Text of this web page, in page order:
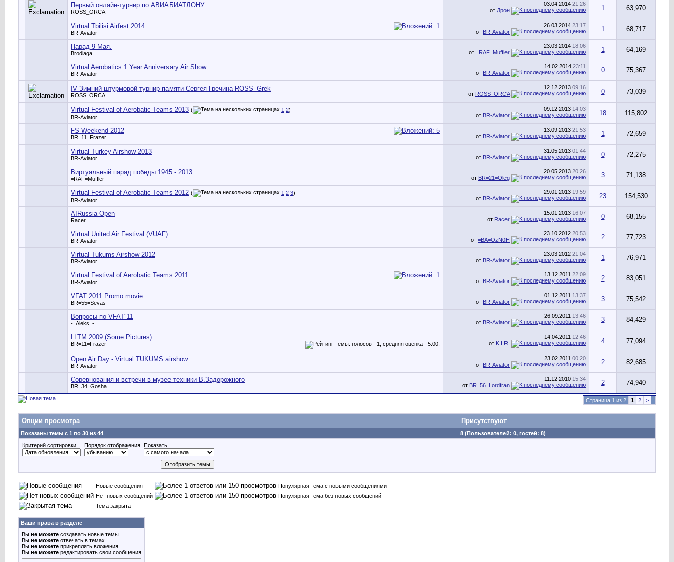
Первый онлайн-турнир по АВИАБИАТЛОНУ
ROSS_ORCA
03.04.2014 21:26
от Дрон 1 63,970
Virtual Tbilisi Airfest 2014
BR-Aviator
26.03.2014 23:17
от BR-Aviator 1 68,717
Парад 9 Мая.
Brodiaga
23.03.2014 18:06
от =RAF=Muffler 1 64,169
Virtual Aerobatics 1 Year Anniversary Air Show
BR-Aviator
14.02.2014 23:11
от BR-Aviator 0 75,367
IV Зимний штурмовой турнир памяти Сергея Гречина ROSS_Grek
ROSS_ORCA
12.12.2013 09:16
от ROSS_ORCA 0 73,039
Virtual Festival of Aerobatic Teams 2013 ( 1 2)
BR-Aviator
09.12.2013 14:03
от BR-Aviator 18 115,802
FS-Weekend 2012
BR=11=Frazer
13.09.2013 21:53
от BR-Aviator 1 72,659
Virtual Turkey Airshow 2013
BR-Aviator
31.05.2013 01:44
от BR-Aviator 0 72,275
Виртуальный парад победы 1945 - 2013
=RAF=Muffler
20.05.2013 20:26
от BR=21=Oleg 3 71,138
Virtual Festival of Aerobatic Teams 2012 ( 1 2 3)
BR-Aviator
29.01.2013 19:59
от BR-Aviator 23 154,530
AIRussia Open
Racer
15.01.2013 16:07
от Racer 0 68,155
Virtual United Air Festival (VUAF)
BR-Aviator
23.10.2012 20:53
от =BA=OzN0H 2 77,723
Virtual Tukums Airshow 2012
BR-Aviator
23.03.2012 21:04
от BR-Aviator 1 76,971
Virtual Festival of Aerobatic Teams 2011
BR-Aviator
13.12.2011 22:09
от BR-Aviator 2 83,051
VFAT 2011 Promo movie
BR=55=Sevas
01.12.2011 13:37
от BR-Aviator 3 75,542
Вопросы по VFAT"11
-=Aleks=-
26.09.2011 13:46
от BR-Aviator 3 84,429
LLTM 2009 (Some Pictures)
BR=11=Frazer
14.04.2011 12:46
от K.I.R. 4 77,094
Open Air Day - Virtual TUKUMS airshow
BR-Aviator
23.02.2011 00:20
от BR-Aviator 2 82,685
Соревнования и встречи в музее техники В.Задорожного
BR=34=Gosha
11.12.2010 15:34
от BR=56=Lordfran 2 74,940
Страница 1 из 2 1 2 >
Опции просмотра Присутствуют
Показаны темы с 1 по 30 из 44
8 (Пользователей: 0, гостей: 8)
Критерий сортировки
Порядок отображения Показать
Новые сообщения
Популярная тема с новыми сообщениями
Нет новых сообщений
Популярная тема без новых сообщений
Тема закрыта
Ваши права в разделе
Вы не можете создавать новые темы
Вы не можете отвечать в темах
Вы не можете прикреплять вложения
Вы не можете редактировать свои сообщения